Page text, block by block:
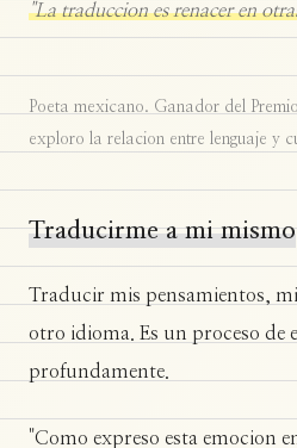
"La traduccion es renacer en
Poeta mexicano. Ganador del
exploro la relacion entre lenguaje y
Traducirme a mi mismo
Traducir mis pensamientos,
otro idioma. Es un proceso de
profundamente.
"Como expreso esta emocion